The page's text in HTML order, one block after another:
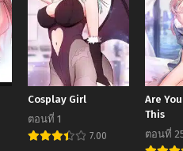
Cosplay Girl
ตอนที่ 1
7.00
Are
This
ตอนที่